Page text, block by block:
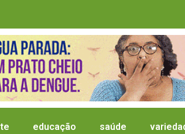
educação saúde